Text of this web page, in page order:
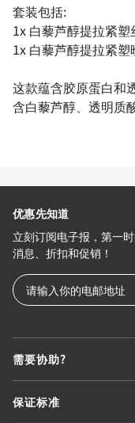
套装包括:
1x 白藜芦醇提拉紧
1x 白藜芦醇提拉紧
这款蕴含胶原蛋白和
含白藜芦醇、透明质
需要协助?
保证标准
优惠先知道
立刻订阅电子报，第一
消息、折扣和促销！